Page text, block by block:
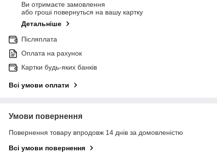
Ви отримаєте замовлення
або гроші повернуться на вашу картку
Детальніше
Післяплата
Оплата на рахунок
Картки будь-яких банків
Всі умови оплати
Умови повернення
Повернення товару впродовж 14 днів за домовленістю
Всі умови повернення